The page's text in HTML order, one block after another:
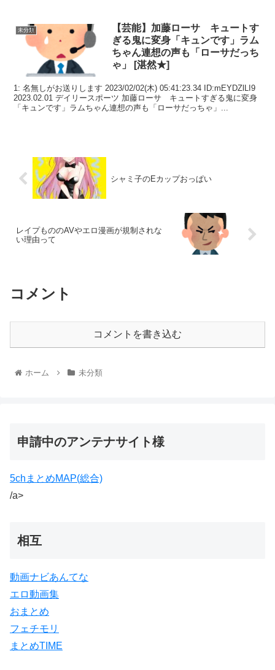
未分類
【芸能】加藤ローサ キュートす
ぎる鬼に変身「キュンです」ラム
ちゃん連想の声も「ローサだっち
ゃ」 [湛然★]
1: 名無しがお送りします 2023/02/02(木) 05:41:23.34 ID:mEYDZlLI9
2023.02.01 デイリースポーツ 加藤ローサ キュートすぎる鬼に変身
「キュンです」ラムちゃん連想の声も「ローサだっちゃ」...
シャミ子のEカップおっぱい
レイプもののAVやエロ漫画が規制されな
い理由って
コメント
コメントを書き込む
ホーム 未分類
申請中のアンテナサイト様
5chまとめMAP(総合)
/a>
相互
動画ナビあんてな
エロ動画集
おまとめ
フェチモリ
まとめTIME